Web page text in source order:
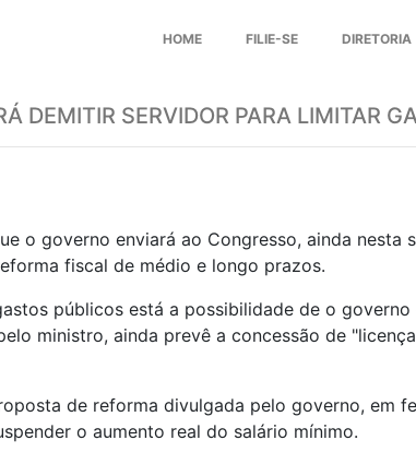
HOME FILIE-SE DIRETORIA
DEMITIR SERVIDOR PARA LIMITAR
o governo enviará ao Congresso, ainda nesta
fiscal de médio e longo prazos.
públicos está a possibilidade de o
ministro, ainda prevê a concessão de
de reforma divulgada pelo governo, em
o aumento real do salário mínimo.